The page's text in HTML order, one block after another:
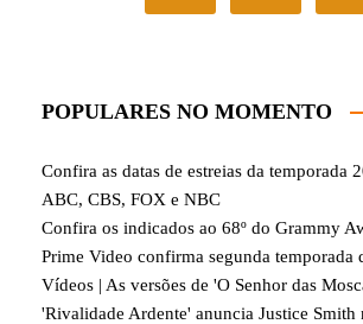
POPULARES NO MOMENTO
Confira as datas de estreias da temporada
ABC, CBS, FOX e NBC
Confira os indicados ao 68º do Grammy
Prime Video confirma segunda temporada
Vídeos | As versões de 'O Senhor das
'Rivalidade Ardente' anuncia Justice Smith